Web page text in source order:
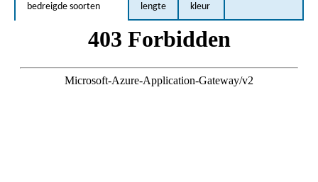
bedreigde soorten
lengte
kleur